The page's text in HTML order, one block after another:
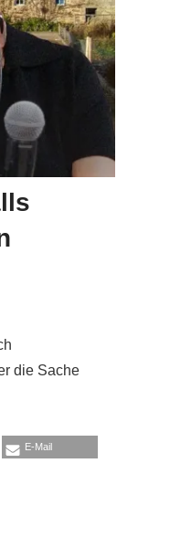
die Sache
E-Mail